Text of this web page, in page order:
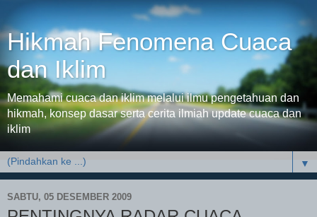
Hikmah Fenomena Cuaca
dan Iklim
Memahami cuaca dan iklim melalui ilmu pengetahuan dan
hikmah, konsep dasar serta cerita ilmiah update cuaca dan
iklim
▼
SABTU, 05 DESEMBER 2009